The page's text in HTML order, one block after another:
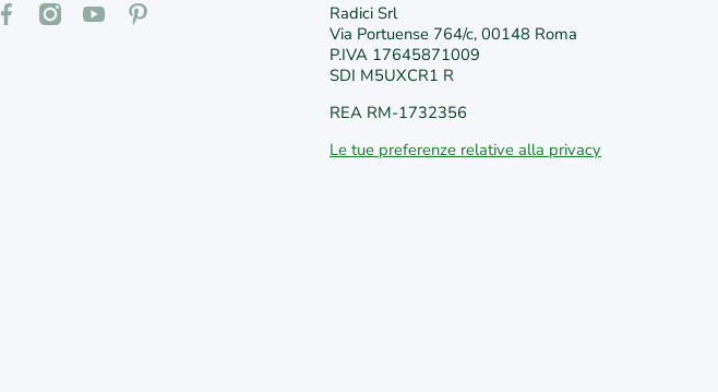
facebookcom/vivaifederici
instagramcom/vivaifederici/
youtubecom/@vivaifedericiroma
itpinterestcom/VivaiFederici1981/
Radici Srl
Via Portuense 764/c, 00148 Roma
P.IVA 17645871009
SDI M5UXCR1 R
REA RM-1732356
Le tue preferenze relative alla privacy